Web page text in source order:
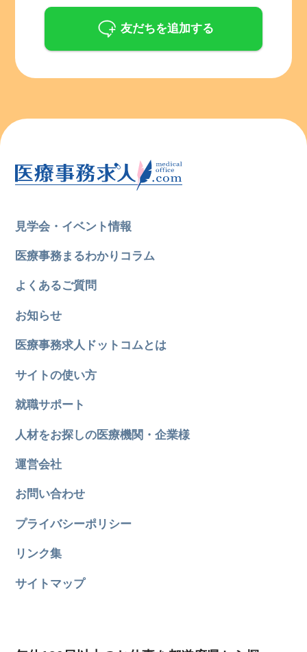
友だちを追加する
見学会・イベント情報
医療事務まるわかりコラム
よくあるご質問
お知らせ
医療事務求人ドットコムとは
サイトの使い方
就職サポート
人材をお探しの医療機関・企業様
運営会社
お問い合わせ
プライバシーポリシー
リンク集
サイトマップ